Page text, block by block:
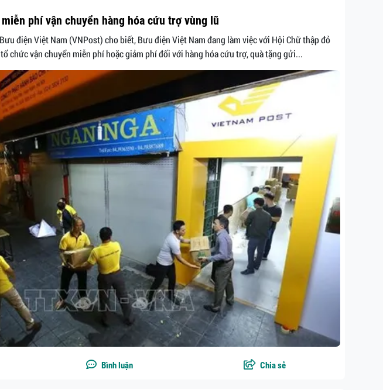
phí vận chuyển hàng hóa cứu trợ vùng lũ
điện Việt Nam (VNPost) cho biết, Bưu điện Việt Nam đang làm việc với Hội Chữ thập đỏ
chức vận chuyển miễn phí hoặc giảm phí đối với hàng hóa cứu trợ, quà tặng gửi...
Bình luận Chia sẻ